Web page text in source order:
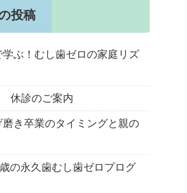
投稿
学ぶ！むし歯ゼロの家庭リズ
休診のご案内
磨き卒業のタイミングと親の
の永久歯むし歯ゼロプログ